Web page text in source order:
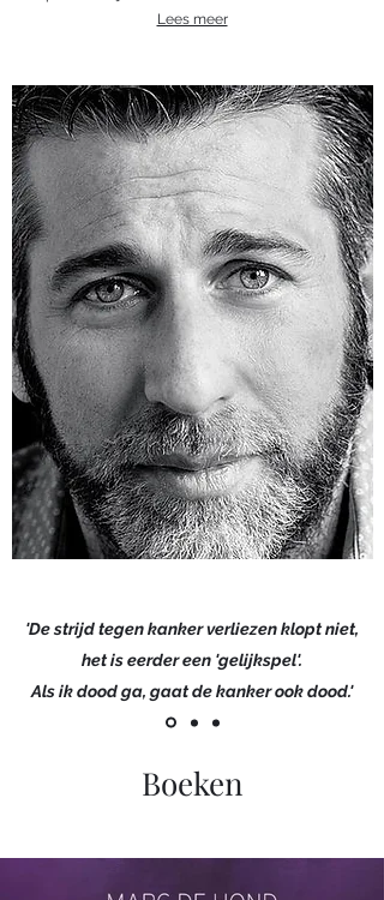
Lees meer
'De strijd tegen kanker verliezen klopt niet,
het is eerder een 'gelijkspel'.
Als ik dood ga, gaat de kanker ook dood.'
Boeken